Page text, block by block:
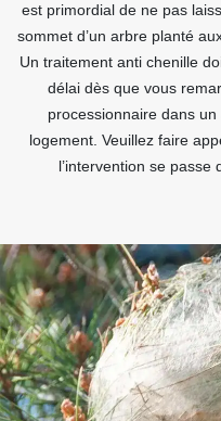
est primordial de ne pas
sommet d’un arbre planté
Un traitement anti chenille
délai dès que vous
processionnaire dans
logement. Veuillez faire
l’intervention se passe